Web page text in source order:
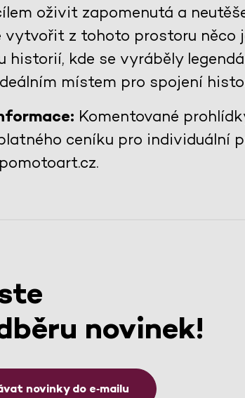
oživit zapomenutá a
vytvořit z tohoto prostoru něco
historií, kde se vyráběly
místem pro spojení
Komentované
ceníku pro individuální
novinek!
novinky do e‑mailu